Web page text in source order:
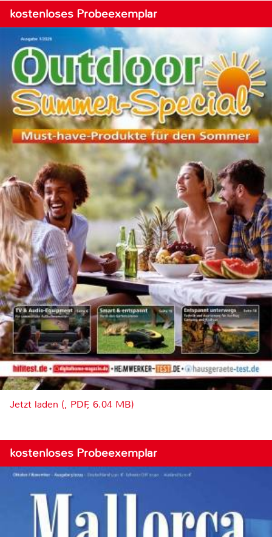
kostenloses Probeexemplar
Jetzt laden (, PDF, 6.04 MB)
kostenloses Probeexemplar